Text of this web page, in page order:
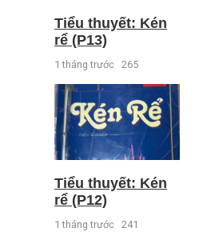
Tiểu thuyết: Kén
rể (P13)
1 tháng trước 265
Tiểu thuyết: Kén
rể (P12)
1 tháng trước 241